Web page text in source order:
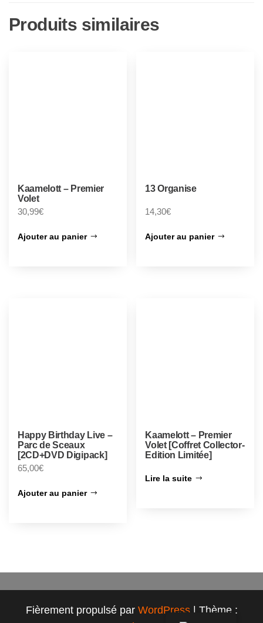
Produits similaires
Kaamelott – Premier
Volet
30,99€
Ajouter au panier
13 Organise
14,30€
Ajouter au panier
Happy Birthday Live –
Parc de Sceaux
[2CD+DVD Digipack]
65,00€
Ajouter au panier
Kaamelott – Premier
Volet [Coffret Collector-
Edition Limitée]
Lire la suite
Fièrement propulsé par WordPress | Thème :